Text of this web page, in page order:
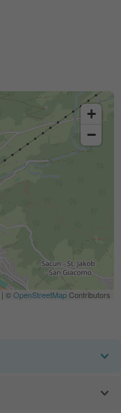
+
−
| ©OpenStreetMapContributors